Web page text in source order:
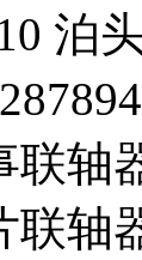
泊
联轴
联轴